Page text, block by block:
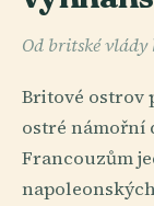
Od britské
Britové ostrov
ostré námořní
Francouzům